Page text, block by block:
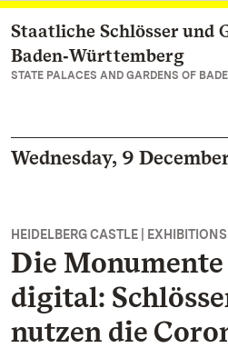
Navigate to main page
Staatliche Schlösser und
Baden‑Württemberg
STATE PALACES AND GARDENS OF
Wednesday, 9
HEIDELBERG CASTLE | EXHIBITIONS
Die
digital:
nutzen die